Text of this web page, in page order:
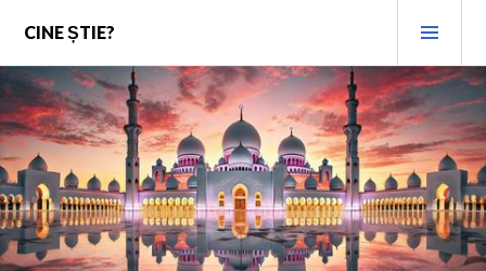
content
CINE ȘTIE?